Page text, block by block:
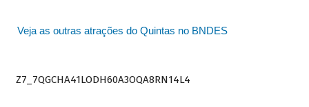
Veja as outras atrações do Quintas no BNDES
Z7_7QGCHA41LODH60A3OQA8RN14L4